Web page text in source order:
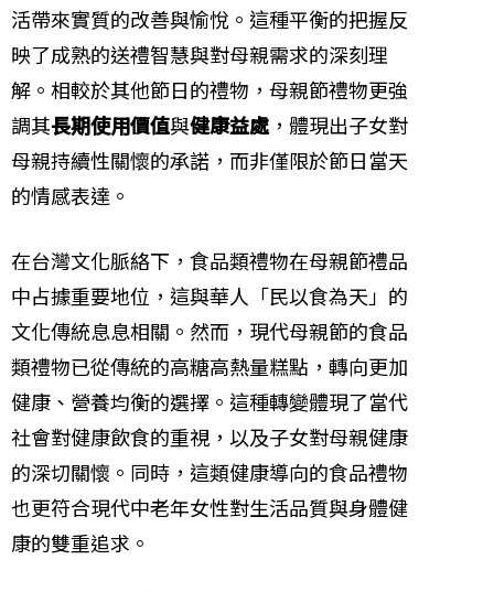
活帶來實質的改善與愉悅。這種平衡的把握反
映了成熟的送禮智慧與對母親需求的深刻理
解。相較於其他節日的禮物，母親節禮物更強
調其長期使用價值與健康益處，體現出子女對
母親持續性關懷的承諾，而非僅限於節日當天
的情感表達。
在台灣文化脈絡下，食品類禮物在母親節禮品
中占據重要地位，這與華人「民以食為天」的
文化傳統息息相關。然而，現代母親節的食品
類禮物已從傳統的高糖高熱量糕點，轉向更加
健康、營養均衡的選擇。這種轉變體現了當代
社會對健康飲食的重視，以及子女對母親健康
的深切關懷。同時，這類健康導向的食品禮物
也更符合現代中老年女性對生活品質與身體健
康的雙重追求。